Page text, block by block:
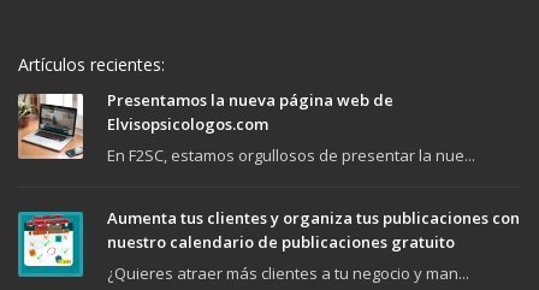
Artículos recientes:
Presentamos la nueva página web de
Elvisopsicologos.com
En F2SC, estamos orgullosos de presentar la nue...
Aumenta tus clientes y organiza tus publicaciones con
nuestro calendario de publicaciones gratuito
¿Quieres atraer más clientes a tu negocio y man...